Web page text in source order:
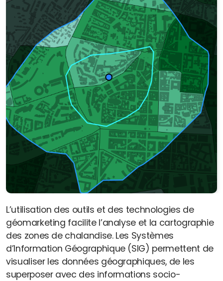
L’utilisation des outils et des technologies de
géomarketing facilite l’analyse et la cartographie
des zones de chalandise. Les Systèmes
d’Information Géographique (SIG) permettent de
visualiser les données géographiques, de les
superposer avec des informations socio-